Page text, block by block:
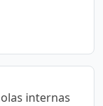
internas